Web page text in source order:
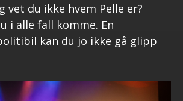
vet du ikke hvem Pelle er?
i alle fall komme. En
kan du jo ikke gå glipp